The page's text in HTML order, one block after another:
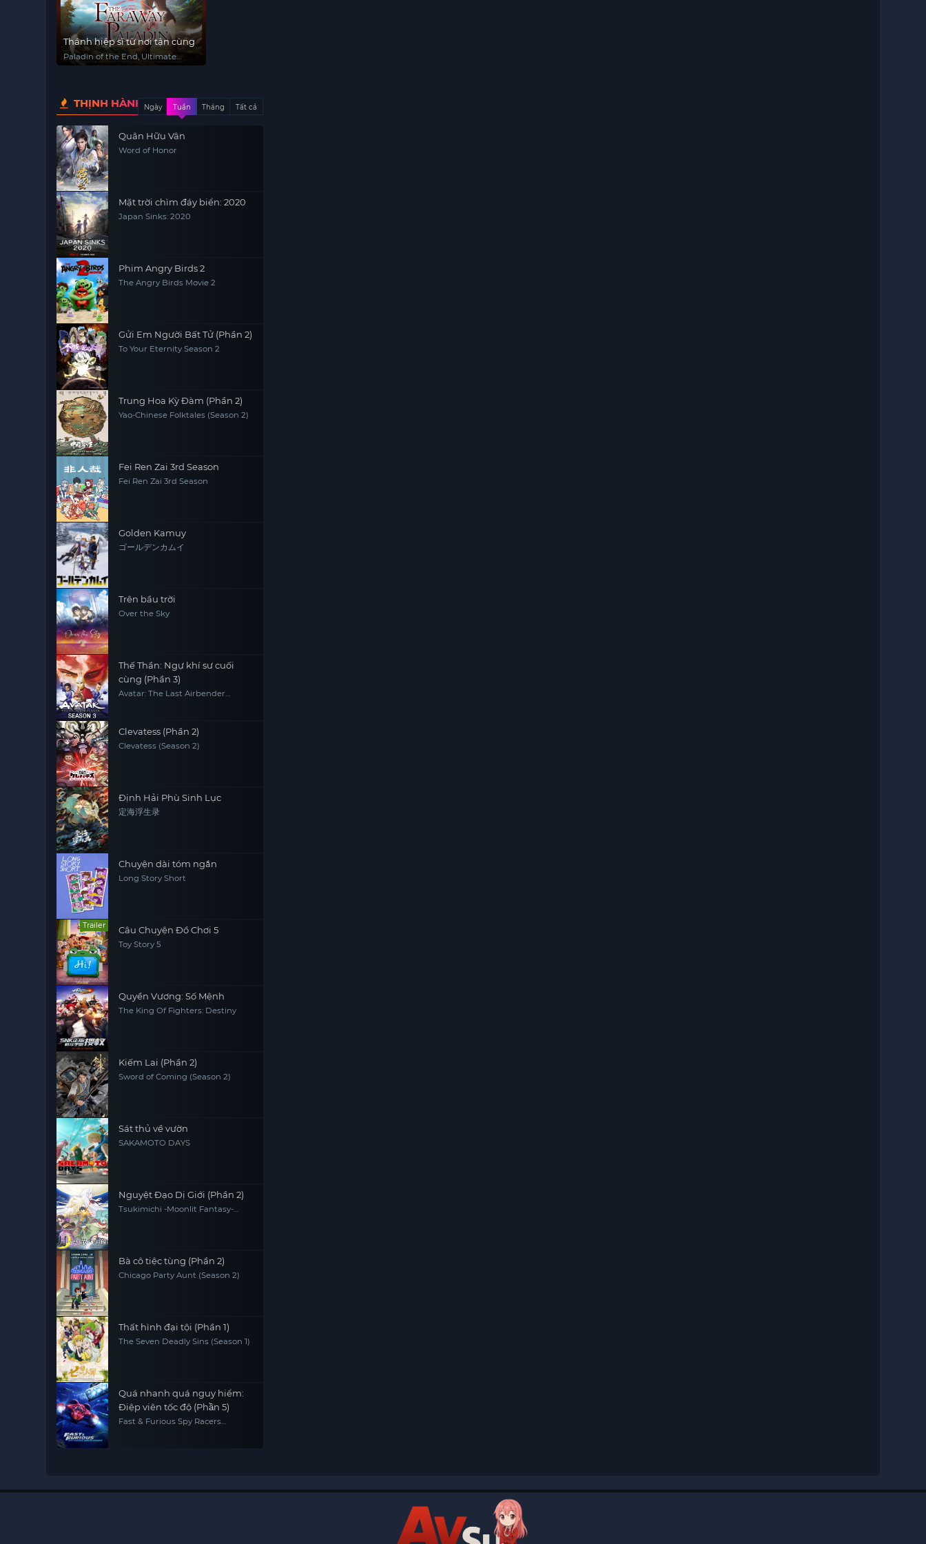
Thánh hiệp sĩ từ nơi tận cùng
Paladin of the End, Ultimate
THỊNH HÀNHNgày Tuần Tháng Tất cả
Quân Hữu Vân
Word of Honor
Mặt trời chìm đáy biển: 2020
Japan Sinks: 2020
Phim Angry Birds 2
The Angry Birds Movie 2
Gửi Em Người Bất Tử (Phần 2)
To Your Eternity Season 2
Trung Hoa Kỳ Đàm (Phần 2)
Yao-Chinese Folktales (Season 2)
Fei Ren Zai 3rd Season
Fei Ren Zai 3rd Season
Golden Kamuy
ゴールデンカムイ
Trên bầu trời
Over the Sky
Thế Thần: Ngự khí sư cuối
cùng (Phần 3)
Avatar: The Last Airbender
Clevatess (Phần 2)
Clevatess (Season 2)
Định Hải Phù Sinh Lục
定海浮生录
Chuyện dài tóm ngắn
Long Story Short
Trailer Câu Chuyện Đồ Chơi 5
Toy Story 5
Quyền Vương: Số Mệnh
The King Of Fighters: Destiny
Kiếm Lai (Phần 2)
Sword of Coming (Season 2)
Sát thủ về vườn
SAKAMOTO DAYS
Nguyệt Đạo Dị Giới (Phần 2)
Tsukimichi -Moonlit Fantasy-
Bà cô tiệc tùng (Phần 2)
Chicago Party Aunt (Season 2)
Thất hình đại tội (Phần 1)
The Seven Deadly Sins (Season 1)
Quá nhanh quá nguy hiểm:
Điệp viên tốc độ (Phần 5)
Fast & Furious Spy Racers